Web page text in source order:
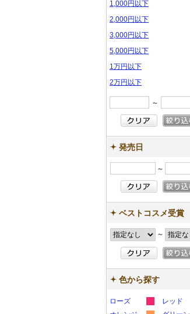
1,000円以下
2,000円以下
3,000円以下
5,000円以下
1万円以下
2万円以下
～
発売日
～
ベストコスメ受賞
～
色から探す
ローズ
カ
レッド